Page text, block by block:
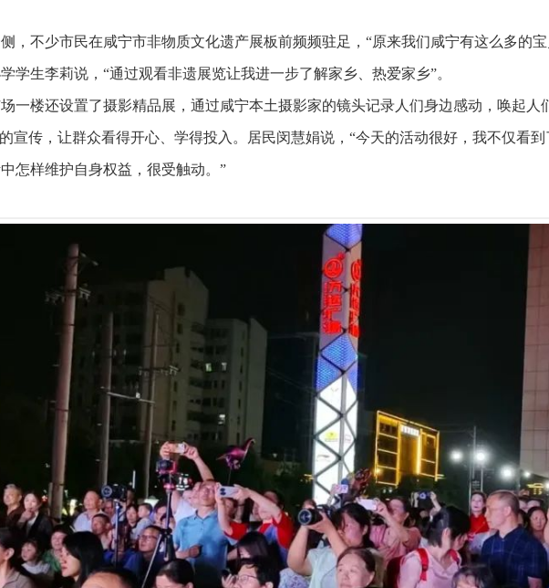
，不少市民在咸宁市非物质文化遗产展板前频频驻足，“原来我们咸宁有这么多的
学生李莉说，“通过观看非遗展览让我进一步了解家乡、热爱家乡”。
一楼还设置了摄影精品展，通过咸宁本土摄影家的镜头记录人们身边感动，唤起人
宣传，让群众看得开心、学得投入。居民闵慧娟说，“今天的活动很好，我不仅看
怎样维护自身权益，很受触动。”